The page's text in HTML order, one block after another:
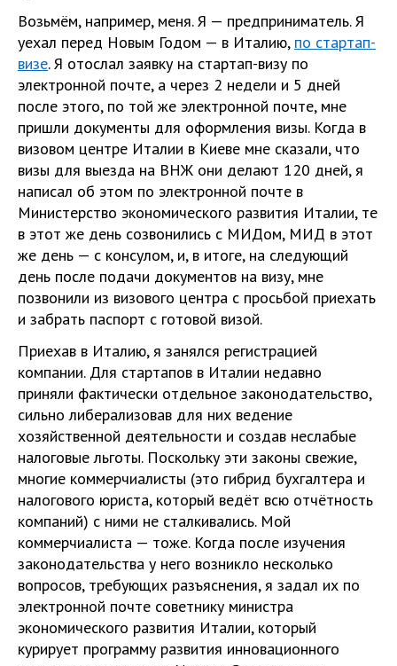
Возьмём, например, меня. Я — предприниматель. Я
уехал перед Новым Годом — в Италию, по стартап-
визе. Я отослал заявку на стартап-визу по
электронной почте, а через 2 недели и 5 дней
после этого, по той же электронной почте, мне
пришли документы для оформления визы. Когда в
визовом центре Италии в Киеве мне сказали, что
визы для выезда на ВНЖ они делают 120 дней, я
написал об этом по электронной почте в
Министерство экономического развития Италии, те
в этот же день созвонились с МИДом, МИД в этот
же день — с консулом, и, в итоге, на следующий
день после подачи документов на визу, мне
позвонили из визового центра с просьбой приехать
и забрать паспорт с готовой визой.
Приехав в Италию, я занялся регистрацией
компании. Для стартапов в Италии недавно
приняли фактически отдельное законодательство,
сильно либерализовав для них ведение
хозяйственной деятельности и создав неслабые
налоговые льготы. Поскольку эти законы свежие,
многие коммерчиалисты (это гибрид бухгалтера и
налогового юриста, который ведёт всю отчётность
компаний) с ними не сталкивались. Мой
коммерчиалиста — тоже. Когда после изучения
законодательства у него возникло несколько
вопросов, требующих разъяснения, я задал их по
электронной почте советнику министра
экономического развития Италии, который
курирует программу развития инновационного